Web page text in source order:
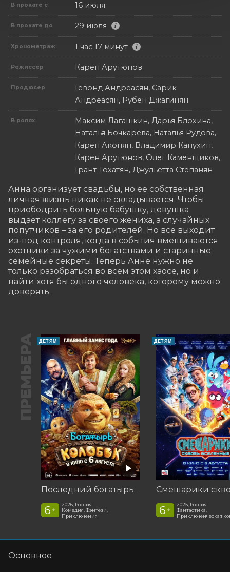
В прокате с 16 июля
В прокате до 29 июля
Хронометраж 1 час 17 минут
Режиссер Карен Арутюнов
Продюсер
Гевонд Андреасян, Сарик
Андреасян, Рубен Джагинян
В ролях
Максим Лагашкин, Дарья Блохина,
Наталья Бочкарёва, Наталья Рудова,
Карен Акопян, Владимир Канухин,
Карен Арутюнов, Олег Каменщиков,
Грант Тохатян, Джульетта Степанян
Анна организует свадьбы, но ее собственная
личная жизнь никак не складывается. Чтобы
приободрить больную бабушку, девушка
выдает коллегу за своего жениха, а случайных
попутчиков – за его родителей. Но все выходит
из-под контроля, когда в события вмешиваются
охотники за чужими богатствами и старинные
семейные секреты. Теперь Анне нужно не
только разобраться во всем этом хаосе, но и
найти хотя бы одного человека, которому можно
доверять.
ПРЕМЬЕРА ДЕТЯМ
Последний богатырь. Колобок
6 +
2026, Россия
Комедия, Фэнтези,
Приключения
ДЕТЯМ
6 +
2025, Россия
Фантастика,
Приключенческая
Основное